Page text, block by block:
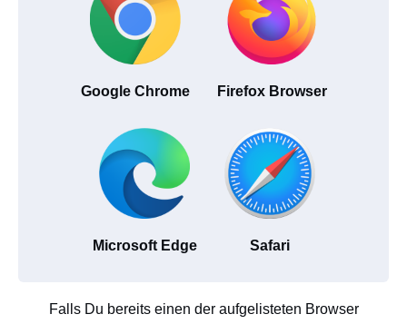
Google Chrome Firefox Browser
Microsoft Edge Safari
Falls Du bereits einen der aufgelisteten Browser